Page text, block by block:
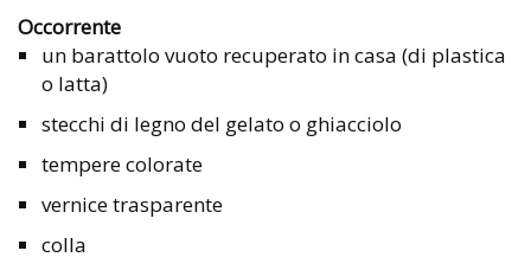
Occorrente
un barattolo vuoto recuperato in casa (di plastica
o latta)
stecchi di legno del gelato o ghiacciolo
tempere colorate
vernice trasparente
colla